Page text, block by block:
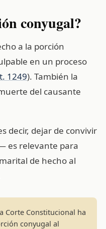
conyugal?
a la porción
en un proceso
1249). También la
del causante
decir, dejar de convivir
es relevante para
de hecho al
Corte Constitucional ha
conyugal al